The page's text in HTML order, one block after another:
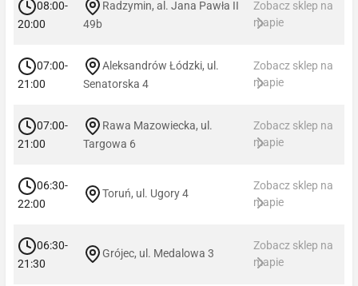
08:00-
20:00
Radzymin, al. Jana Pawła II
49b
Zobacz sklep na
mapie
07:00-
21:00
Aleksandrów Łódzki, ul.
Senatorska 4
Zobacz sklep na
mapie
07:00-
21:00
Rawa Mazowiecka, ul.
Targowa 6
Zobacz sklep na
mapie
06:30-
22:00
Toruń, ul. Ugory 4
Zobacz sklep na
mapie
06:30-
21:30
Grójec, ul. Medalowa 3
Zobacz sklep na
mapie